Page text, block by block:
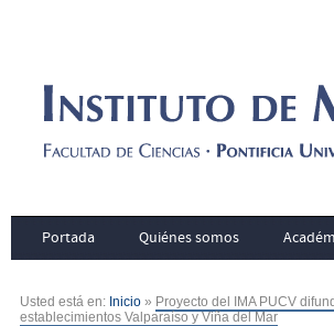
Portada Quiénes somos
Usted está en: Inicio » Proyecto del IMA PUCV
establecimientos Valparaíso y Viña del Mar